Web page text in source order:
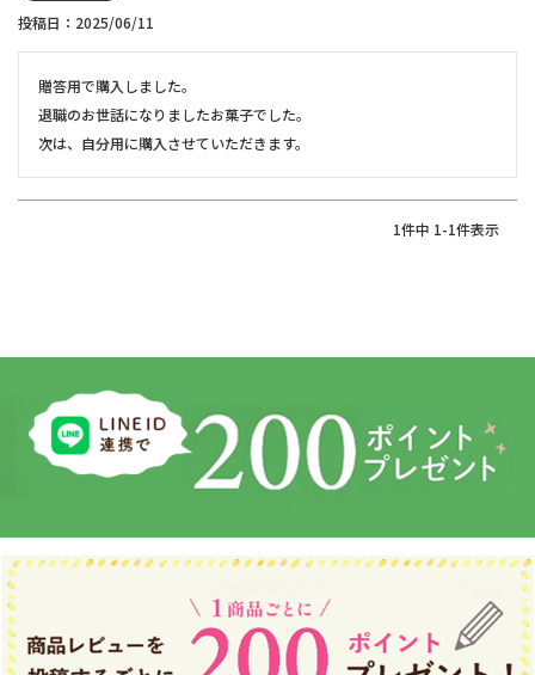
投稿日 2025/06/11
贈答用で購入しました。
退職のお世話になりましたお菓子でした。
次は、自分用に購入させていただきます。
1件中 1-1件表示